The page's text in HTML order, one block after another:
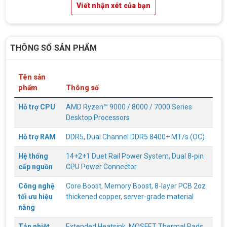
Viết nhận xét của bạn
THÔNG SỐ SẢN PHẨM
Tên sản
phẩm
Thông số
Hỗ trợ CPU
AMD Ryzen™ 9000 / 8000 / 7000 Series
Desktop Processors
Hỗ trợ RAM DDR5, Dual Channel DDR5 8400+ MT/s (OC)
Hệ thống
cấp nguồn
14+2+1 Duet Rail Power System, Dual 8-pin
CPU Power Connector
Công nghệ
tối ưu hiệu
năng
Core Boost, Memory Boost, 8-layer PCB 2oz
thickened copper, server-grade material
với tuổi thơ của game thủ Việt vào những
năm 2000
Top 18 tựa game PC huyền thoại gắn liền với tuổi
thơ của game thủ Việt vào những năm 2000
Hãng ASRock Công Bố 2 dòng Card Đồ
ASRock Công Bố Series Cạc Đồ Họa AMD
Radeon™ RX 6600 XT Cung Cấp Hiệu Suất Chơi
Game 1080p Tối Ưu
Nên Hay Không Dùng Tivi Thay Cho Màn
Hình Máy Tính?